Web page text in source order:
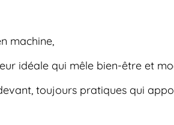
machine,
idéale qui mêle bien-être et
toujours pratiques qui